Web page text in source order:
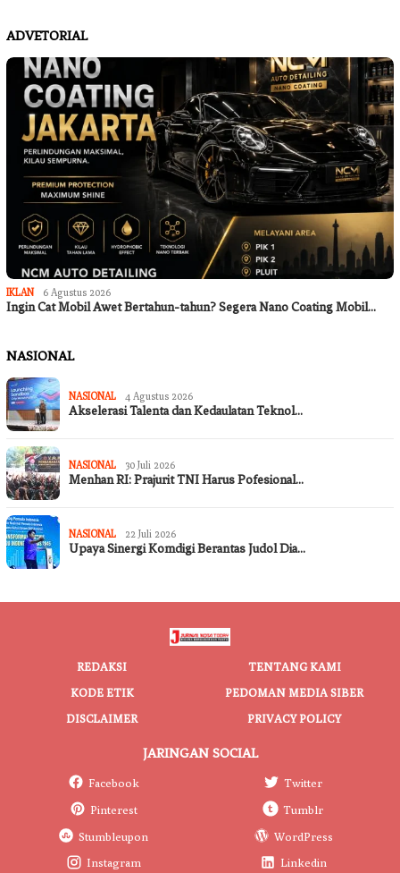
ADVETORIAL
IKLAN 6 Agustus 2026
Ingin Cat Mobil Awet Bertahun-tahun? Segera Nano Coating Mobil…
NASIONAL
NASIONAL 4 Agustus 2026
Akselerasi Talenta dan Kedaulatan Teknol…
NASIONAL 30 Juli 2026
Menhan RI: Prajurit TNI Harus Pofesional…
NASIONAL 22 Juli 2026
Upaya Sinergi Komdigi Berantas Judol Dia…
REDAKSI
TENTANG KAMI
KODE ETIK
PEDOMAN MEDIA SIBER
DISCLAIMER
PRIVACY POLICY
JARINGAN SOCIAL
Facebook
Twitter
Pinterest
Tumblr
Stumbleupon
WordPress
Instagram
Linkedin